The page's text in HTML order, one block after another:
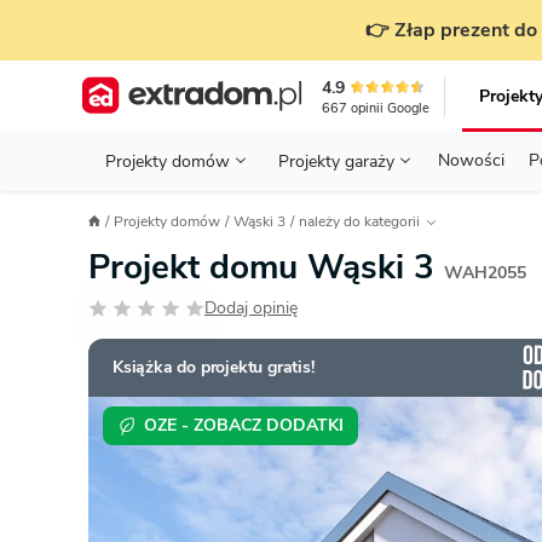
👉 Złap prezent
4.9
667 opinii Google
Projekty domów Projekty garaży Nowości
Projekty domów Projekty garaży
Parterowe Piętrowe
KONDYGNACJE
POWIERZCHNIA
GARAŻ
DACH
KONSTRUKCJA
STYL
ZABUDOWA
STANOWISKA
TYP
Zobacz wszystkie kategorie
PRZED BUDOWĄ - ETAP 1
Działka
WYBIERAM PROJEKT - ETAP 2
BUDUJĘ DOM - ETAP 3
URZĄDZAM DOM - ETAP 4
PRZEPISY I FORMALNOŚCI
FINANSE I KOSZTY
OZE
Projekty domów Wąski 3 należy do kategorii
Projekt domu Wąski 3 WAH2055
Dodaj opinię
OZE - ZOBACZ DODATKI
Książka do projektu gratis!